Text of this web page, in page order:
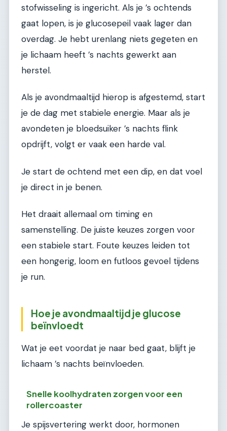
stofwisseling is ingericht. Als je ’s ochtends
gaat lopen, is je glucosepeil vaak lager dan
overdag. Je hebt urenlang niets gegeten en
je lichaam heeft ’s nachts gewerkt aan
herstel.
Als je avondmaaltijd hierop is afgestemd, start
je de dag met stabiele energie. Maar als je
avondeten je bloedsuiker ’s nachts flink
opdrijft, volgt er vaak een harde val.
Je start de ochtend met een dip, en dat voel
je direct in je benen.
Het draait allemaal om timing en
samenstelling. De juiste keuzes zorgen voor
een stabiele start. Foute keuzes leiden tot
een hongerig, loom en futloos gevoel tijdens
je run.
Hoe je avondmaaltijd je glucose
beïnvloedt
Wat je eet voordat je naar bed gaat, blijft je
lichaam ’s nachts beïnvloeden.
Snelle koolhydraten zorgen voor een
rollercoaster
Je spijsvertering werkt door, hormonen